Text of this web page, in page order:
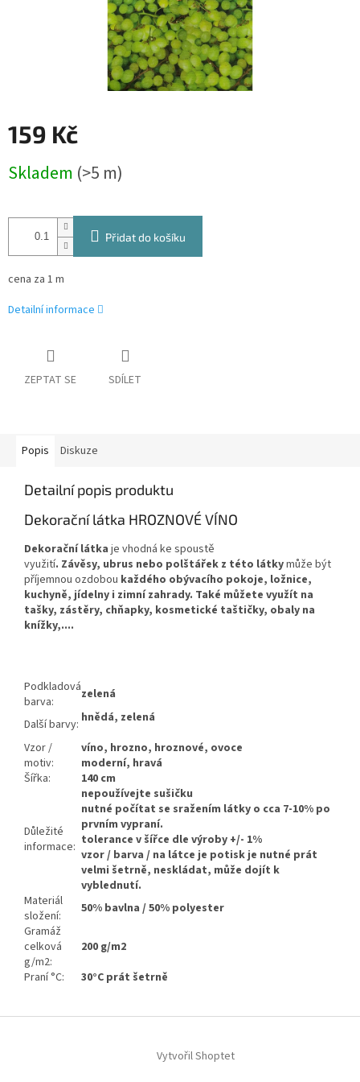
159 Kč
cena:
Skladem (>5 m)
Přidat do košíku
cena za 1 m
Detailní informace
ZEPTAT SE SDÍLET
Popis Diskuze
Detailní popis produktu
Dekorační látka HROZNOVÉ VÍNO
Dekorační látka je vhodná ke spoustě
využití. Závěsy, ubrus nebo polštářek z této látkymůže být
příjemnou ozdobou každého obývacího pokoje, ložnice,
kuchyně, jídelny i zimní zahrady. Také můžete využít na
tašky, zástěry, chňapky, kosmetické taštičky, obaly na
knížky,....
Podkladová
barva:
zelená
Další barvy: hnědá, zelená
Vzor /
motiv:
víno, hrozno, hroznové, ovoce
moderní, hravá
Šířka:
140 cm
Důležité
informace:
nepoužívejte sušičku
nutné počítat se sražením látky o cca 7-10% po
prvním vypraní.
tolerance v šířce dle výroby +/- 1%
vzor / barva / na látce je potisk je nutné prát
velmi šetrně, neskládat, může dojít k
vyblednutí.
Materiál
složení:
50% bavlna / 50% polyester
Gramáž
celková
g/m2:
200 g/m2
Praní °C:
30°C prát šetrně
Vytvořil Shoptet